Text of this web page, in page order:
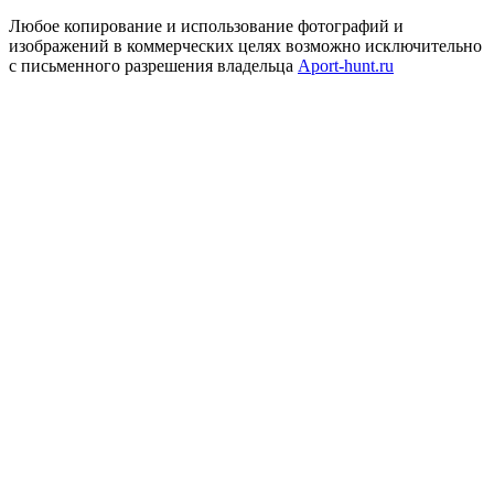
Любое копирование и использование фотографий и
изображений в коммерческих целях возможно исключительно
с письменного разрешения владельца Aport-hunt.ru